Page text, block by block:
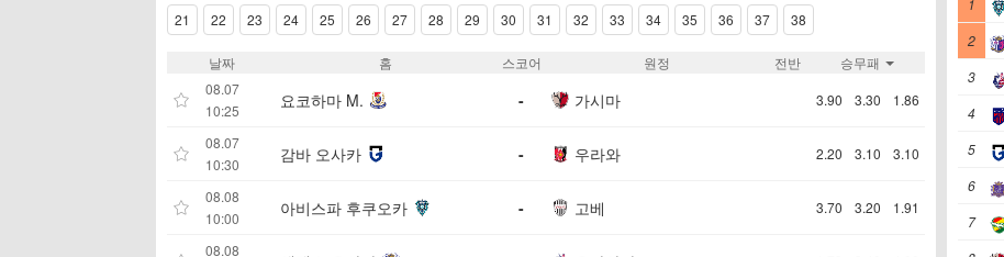
21
22 23 24 25 26 27 28 29 30 31 32 33 34 35 36 37 38
날짜 홈 스코어 원정 전반
승무패
08.07
10:25
요코하마 M. - 가시마 3.90 3.30 1.86
08.07
10:30
감바 오사카 - 우라와 2.20 3.10 3.10
08.08
10:00
아비스파 후쿠오카 - 고베 3.70 3.20 1.91
08.08
1
2
3
4
5
6
7